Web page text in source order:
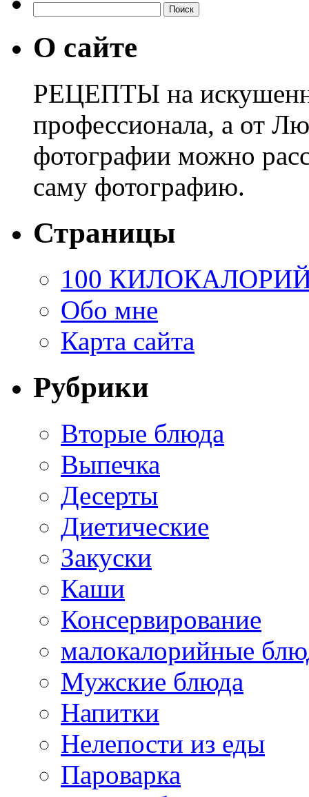
О сайте
РЕЦЕПТЫ на
профессионала, а от
фотографии можно
саму фотографию.
Страницы
100
Обо мне
Карта сайта
Рубрики
Вторые блюда
Выпечка
Десерты
Диетические
Закуски
Каши
Консервирование
малокалорийные
Мужские блюда
Напитки
Нелепости из еды
Пароварка